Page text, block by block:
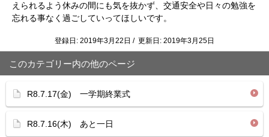
えられるよう休みの間にも気を抜かず、交通安全や日々の勉強を
忘れる事なく過ごしていってほしいです。
登録日: 2019年3月22日 / 更新日: 2019年3月25日
このカテゴリー内の他のページ
R8.7.17(金) 一学期終業式
R8.7.16(木) あと一日